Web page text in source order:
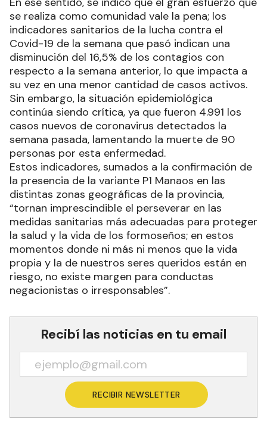
se realiza como comunidad vale la pena; los
indicadores sanitarios de la lucha contra el
Covid-19 de la semana que pasó indican una
disminución del 16,5% de los contagios con
respecto a la semana anterior, lo que impacta a
su vez en una menor cantidad de casos activos.
Sin embargo, la situación epidemiológica
continúa siendo crítica, ya que fueron 4.991 los
casos nuevos de coronavirus detectados la
semana pasada, lamentando la muerte de 90
personas por esta enfermedad.
Estos indicadores, sumados a la confirmación de
la presencia de la variante P1 Manaos en las
distintas zonas geográficas de la provincia,
“tornan imprescindible el perseverar en las
medidas sanitarias más adecuadas para proteger
la salud y la vida de los formoseños; en estos
momentos donde ni más ni menos que la vida
propia y la de nuestros seres queridos están en
riesgo, no existe margen para conductas
negacionistas o irresponsables”.
Recibí las noticias en tu email
RECIBIR NEWSLETTER